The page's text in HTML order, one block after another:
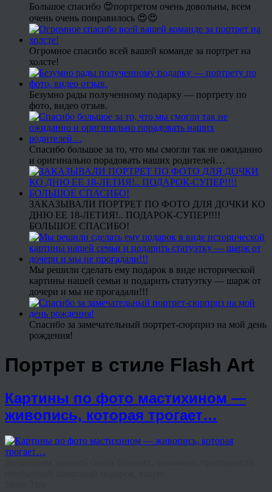
Большое спасибо 😍портретом очень довольны, всем
очень очень понравилось 😍😍
Огромное спасибо всей вашей команде за портрет на
холсте!
Безумно рады полученному подарку — портрету по
фото, видео отзыв.
Спасибо большое за то, что мы смогли так не ожиданно
и оригинально порадовать наших родителей…
ЗАКАЗЫВАЛИ ПОРТРЕТ ПО ФОТО ДЛЯ ДОЧКИ КО
ДНЮ ЕЕ 18-ЛЕТИЯ!.. ПОДАРОК-СУПЕР!!!!
БОЛЬШОЕ СПАСИБО!
Мы решили сделать ему подарок в виде исторической
картины нашей семьи и подарить статуэтку — шарж от
дочери и мы не прогадали!!!
Спасибо за замечательный портрет-сюрприз на мой день
рождения!
Портрет в стиле Flash Art
Картины по фото мастихином —
живопись, которая трогает…